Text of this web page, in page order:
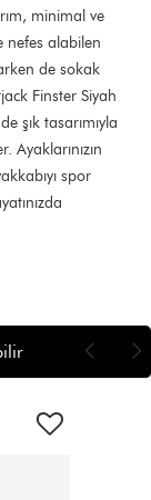
minimal ve
nefes alabilen
de sokak
Finster Siyah
şık tasarımıyla
Ayaklarınızın
spor